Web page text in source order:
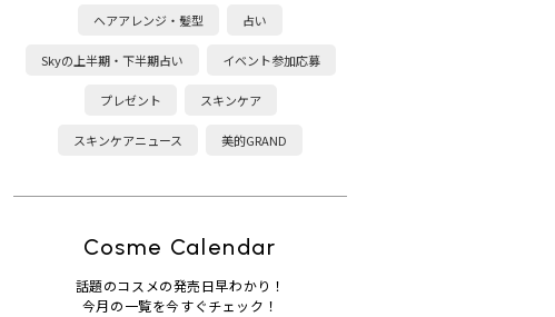
ヘアアレンジ・髪型 占い
Skyの上半期・下半期占い イベント参加応募
プレゼント スキンケア
スキンケアニュース 美的GRAND
Cosme Calendar
話題のコスメの発売日早わかり！
今月の一覧を今すぐチェック！